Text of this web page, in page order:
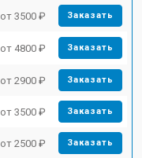
от 3500 ₽ Заказать
от 4800 ₽ Заказать
от 2900 ₽ Заказать
от 3500 ₽ Заказать
от 2500 ₽ Заказать